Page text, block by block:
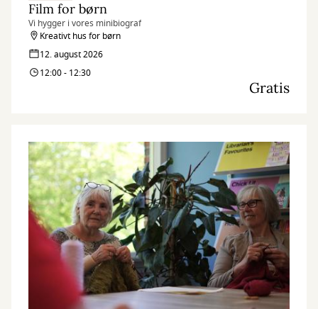
Film for børn
Vi hygger i vores minibiograf
Kreativt hus for børn
12. august 2026
12:00 - 12:30
Gratis